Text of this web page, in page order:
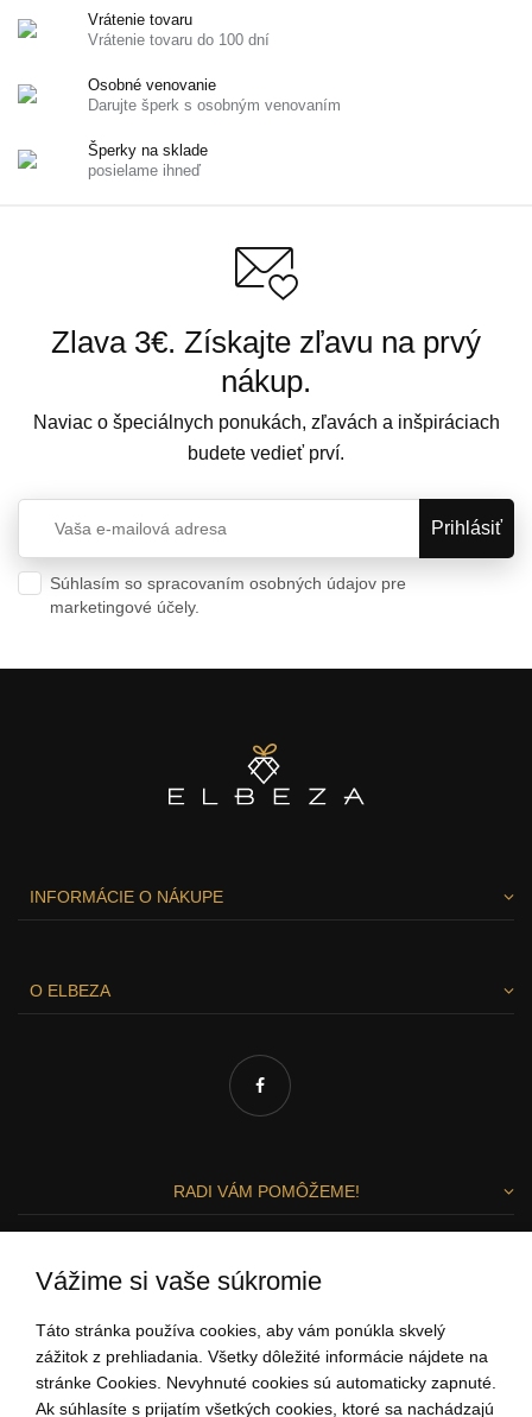
Vrátenie tovaru
Vrátenie tovaru do 100 dní
Osobné venovanie
Darujte šperk s osobným venovaním
Šperky na sklade
posielame ihneď
Zlava 3€. Získajte zľavu na prvý
nákup.
Naviac o špeciálnych ponukách, zľavách a inšpiráciach
budete vedieť prví.
Súhlasím so spracovaním osobných údajov pre
marketingové účely.
INFORMÁCIE O NÁKUPE
O ELBEZA
RADI VÁM POMÔŽEME!
Zuzka a Lenka
0907 37 67 97
Vážime si vaše súkromie
Táto stránka používa cookies, aby vám ponúkla skvelý
zážitok z prehliadania. Všetky dôležité informácie nájdete na
stránke Cookies. Nevyhnuté cookies sú automaticky zapnuté.
Ak súhlasíte s prijatím všetkých cookies, ktoré sa nachádzajú